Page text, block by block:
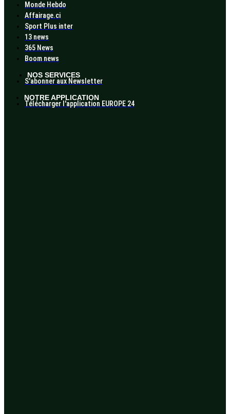
Monde Hebdo
Affairage.ci
Sport Plus inter
13 news
365 News
Boom news
NOS SERVICES
S'abonner aux Newsletter
NOTRE APPLICATION
Télécharger l'application EUROPE 24